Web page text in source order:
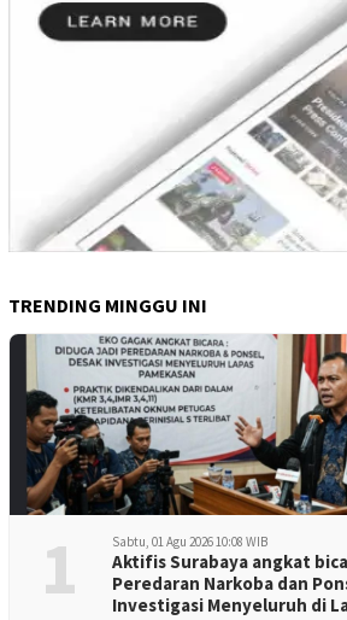
TRENDING MINGGU INI
1 Sabtu, 01 Agu 2026 10:08 WIB
Aktifis Surabaya angkat
Peredaran Narkoba dan
Investigasi Menyeluruh di